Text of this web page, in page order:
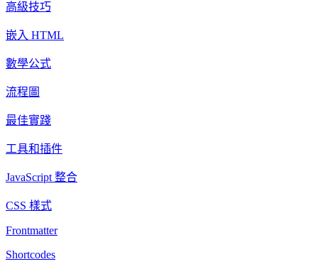
高級技巧
嵌入 HTML
數學公式
流程圖
最佳實踐
工具和插件
JavaScript 整合
CSS 樣式
Frontmatter
Shortcodes